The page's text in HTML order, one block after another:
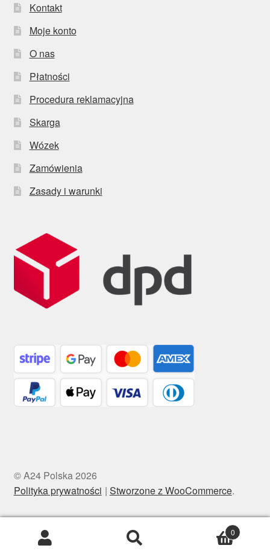
Kontakt
Moje konto
O nas
Płatności
Procedura reklamacyjna
Skarga
Wózek
Zamówienia
Zasady i warunki
© A24 Polska 2026
Polityka prywatności
Stworzone z WooCommerce.
0